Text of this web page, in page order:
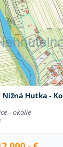
Nižná Hutka -
- okolie